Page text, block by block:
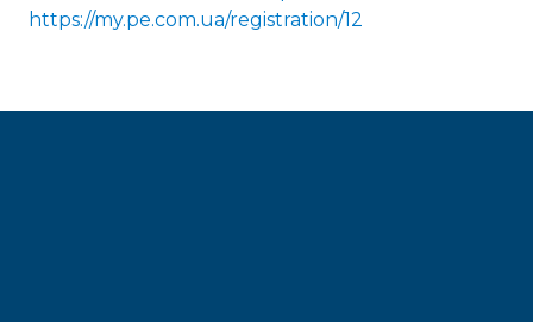
https://my.pe.com.ua/registration/12